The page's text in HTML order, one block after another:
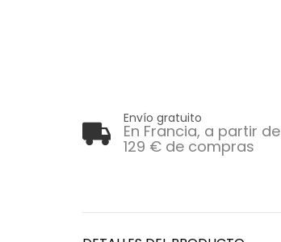
Envío gratuito
En Francia, a partir de
129 € de compras